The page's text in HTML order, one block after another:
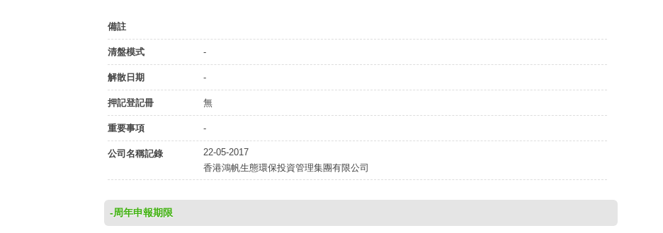
備註
清盤模式 -
解散日期 -
押記登記冊 無
重要事項 -
公司名稱記錄
22-05-2017
香港鴻帆生態環保投資管理集團有限公司
-周年申報期限